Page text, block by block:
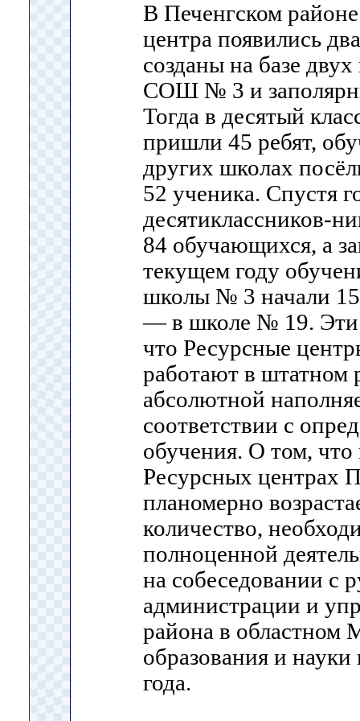
В Печенгском
центра появились
созданы на базе
СОШ № 3 и
Тогда в десятый
пришли 45 ребят,
других школах
52 ученика. Спустя
десятиклассников-
84 обучающихся, а
текущем году
школы № 3 начали
— в школе № 19. Эти
что Ресурсные
работают в штатном
абсолютной
соответствии с
обучения. О том, что
Ресурсных центрах
планомерно
количество,
полноценной
на собеседовании с
администрации и
района в областном
образования и науки
года.